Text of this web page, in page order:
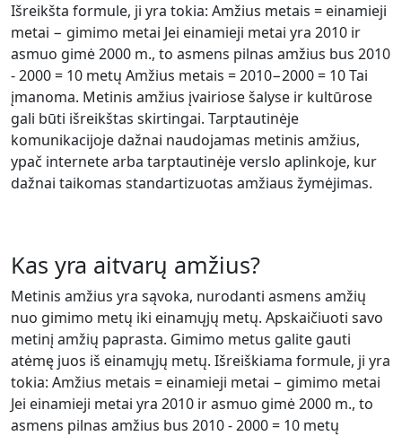
Išreikšta formule, ji yra tokia: Amžius metais = einamieji
metai − gimimo metai Jei einamieji metai yra 2010 ir
asmuo gimė 2000 m., to asmens pilnas amžius bus 2010
- 2000 = 10 metų Amžius metais = 2010−2000 = 10 Tai
įmanoma. Metinis amžius įvairiose šalyse ir kultūrose
gali būti išreikštas skirtingai. Tarptautinėje
komunikacijoje dažnai naudojamas metinis amžius,
ypač internete arba tarptautinėje verslo aplinkoje, kur
dažnai taikomas standartizuotas amžiaus žymėjimas.
Kas yra aitvarų amžius?
Metinis amžius yra sąvoka, nurodanti asmens amžių
nuo gimimo metų iki einamųjų metų. Apskaičiuoti savo
metinį amžių paprasta. Gimimo metus galite gauti
atėmę juos iš einamųjų metų. Išreiškiama formule, ji yra
tokia: Amžius metais = einamieji metai − gimimo metai
Jei einamieji metai yra 2010 ir asmuo gimė 2000 m., to
asmens pilnas amžius bus 2010 - 2000 = 10 metų